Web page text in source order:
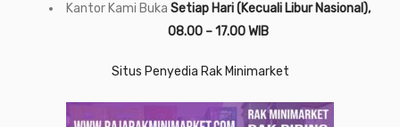
Kantor Kami Buka Setiap Hari (Kecuali Libur Nasional),
08.00 – 17.00 WIB
Situs Penyedia Rak Minimarket